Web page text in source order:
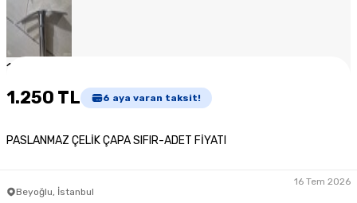
1
1.250 TL 6 aya varan taksit!
PASLANMAZ ÇELİK ÇAPA SIFIR-ADET FİYATI
Beyoğlu, İstanbul
16 Tem 2026